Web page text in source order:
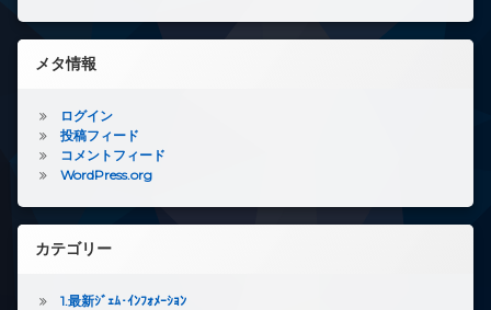
メタ情報
ログイン
投稿フィード
コメントフィード
WordPress.org
カテゴリー
1.最新ｼﾞｪﾑ･ｲﾝﾌｫﾒｰｼｮﾝ